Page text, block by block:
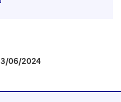
3/06/2024